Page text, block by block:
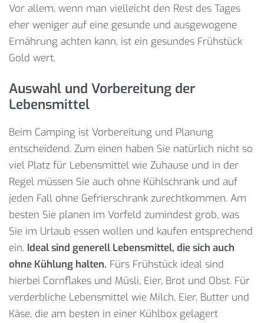
Vor allem, wenn man vielleicht den Rest des Tages
eher weniger auf eine gesunde und ausgewogene
Ernährung achten kann, ist ein gesundes Frühstück
Gold wert.
Auswahl und Vorbereitung der
Lebensmittel
Beim Camping ist Vorbereitung und Planung
entscheidend. Zum einen haben Sie natürlich nicht so
viel Platz für Lebensmittel wie Zuhause und in der
Regel müssen Sie auch ohne Kühlschrank und auf
jeden Fall ohne Gefrierschrank zurechtkommen. Am
besten Sie planen im Vorfeld zumindest grob, was
Sie im Urlaub essen wollen und kaufen entsprechend
ein. Ideal sind generell Lebensmittel, die sich auch
ohne Kühlung halten. Fürs Frühstück ideal sind
hierbei Cornflakes und Müsli, Eier, Brot und Obst. Für
verderbliche Lebensmittel wie Milch, Eier, Butter und
Käse, die am besten in einer Kühlbox gelagert